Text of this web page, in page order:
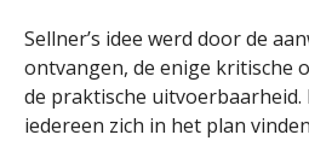
Sellner’s idee werd door de
ontvangen, de enige kritische
de praktische
iedereen zich in het plan